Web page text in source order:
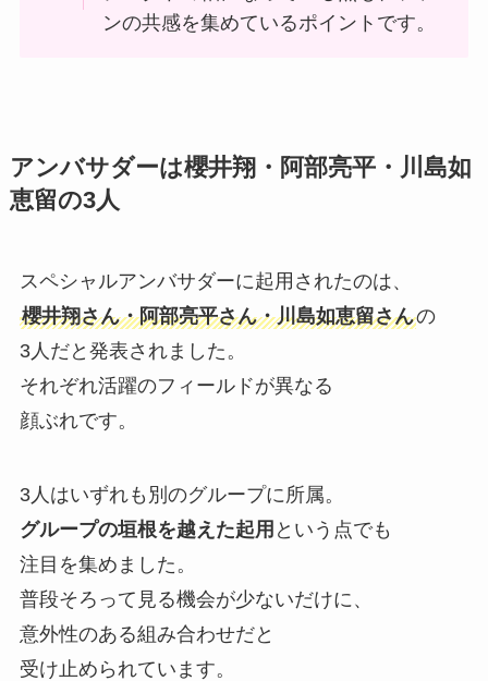
ンの共感を集めているポイントです。
アンバサダーは櫻井翔・阿部亮平・川島如
恵留の3人
スペシャルアンバサダーに起用されたのは、
櫻井翔さん・阿部亮平さん・川島如恵留さんの
3人だと発表されました。
それぞれ活躍のフィールドが異なる
顔ぶれです。
3人はいずれも別のグループに所属。
グループの垣根を越えた起用 という点でも
注目を集めました。
普段そろって見る機会が少ないだけに、
意外性のある組み合わせだと
受け止められています。